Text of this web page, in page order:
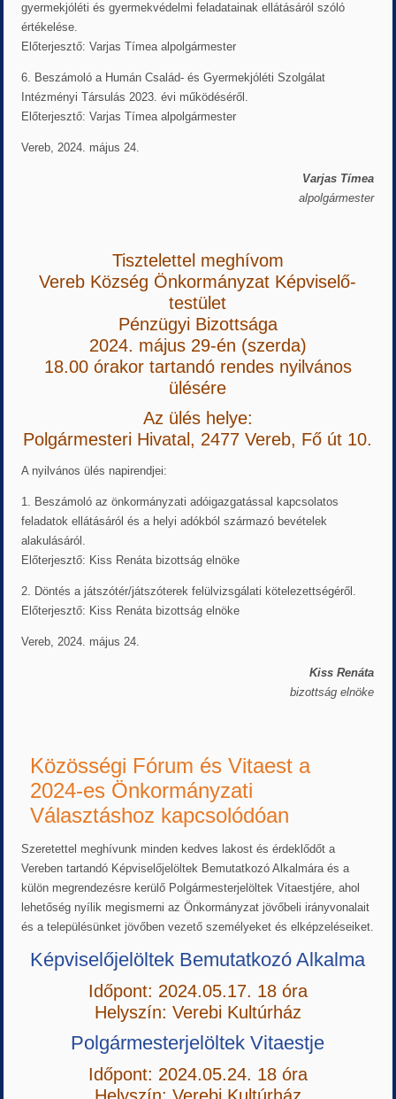
gyermekjóléti és gyermekvédelmi feladatainak ellátásáról szóló
értékelése.
Előterjesztő: Varjas Tímea alpolgármester
6. Beszámoló a Humán Család- és Gyermekjóléti Szolgálat
Intézményi Társulás 2023. évi működéséről.
Előterjesztő: Varjas Tímea alpolgármester
Vereb, 2024. május 24.
Varjas Tímea
alpolgármester
Tisztelettel meghívom
Vereb Község Önkormányzat Képviselő-
testület
Pénzügyi Bizottsága
2024. május 29-én (szerda)
18.00 órakor tartandó rendes nyilvános
ülésére
Az ülés helye:
Polgármesteri Hivatal, 2477 Vereb, Fő út 10.
A nyilvános ülés napirendjei:
1. Beszámoló az önkormányzati adóigazgatással kapcsolatos
feladatok ellátásáról és a helyi adókból származó bevételek
alakulásáról.
Előterjesztő: Kiss Renáta bizottság elnöke
2. Döntés a játszótér/játszóterek felülvizsgálati kötelezettségéről.
Előterjesztő: Kiss Renáta bizottság elnöke
Vereb, 2024. május 24.
Kiss Renáta
bizottság elnöke
Közösségi Fórum és Vitaest a
2024-es Önkormányzati
Választáshoz kapcsolódóan
Szeretettel meghívunk minden kedves lakost és érdeklődőt a
Vereben tartandó Képviselőjelöltek Bemutatkozó Alkalmára és a
külön megrendezésre kerülő Polgármesterjelöltek Vitaestjére, ahol
lehetőség nyílik megismerni az Önkormányzat jövőbeli irányvonalait
és a településünket jövőben vezető személyeket és elképzeléseiket.
Képviselőjelöltek Bemutatkozó Alkalma
Időpont: 2024.05.17. 18 óra
Helyszín: Verebi Kultúrház
Polgármesterjelöltek Vitaestje
Időpont: 2024.05.24. 18 óra